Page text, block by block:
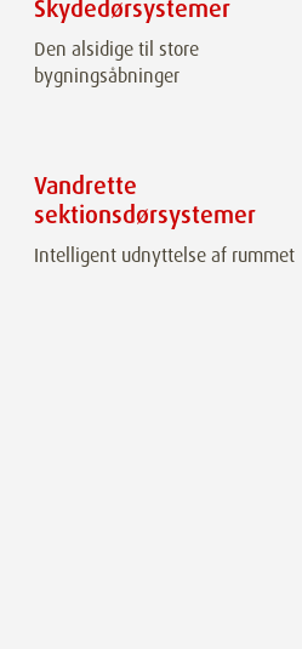
Skydedørsystemer
Den alsidige til store
bygningsåbninger
Vandrette
sektionsdørsystemer
Intelligent udnyttelse af rummet